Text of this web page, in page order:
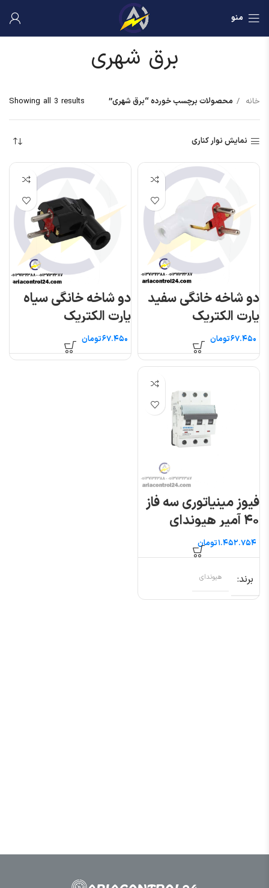
منو
برق شهری
خانه محصولات برچسب خورده “برق شهری” Showing all 3 results
نمایش نوار کناری
دو شاخه خانگی سفید
پارت الکتریک
تومان
دو شاخه خانگی سیاه
پارت الکتریک
تومان
فیوز مینیاتوری سه فاز
۴۰ آمپر هیوندای
تومان
برند هیوندای